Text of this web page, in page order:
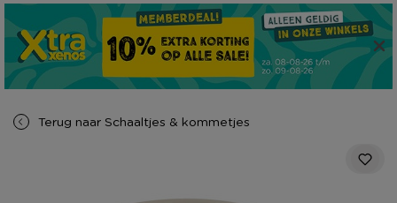
Terug naar Schaaltjes & kommetjes